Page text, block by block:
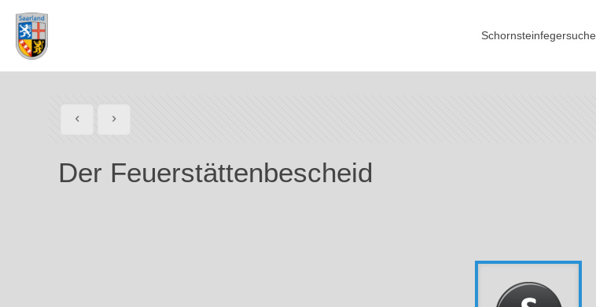
Schornsteinfegersuche
Der Feuerstättenbescheid